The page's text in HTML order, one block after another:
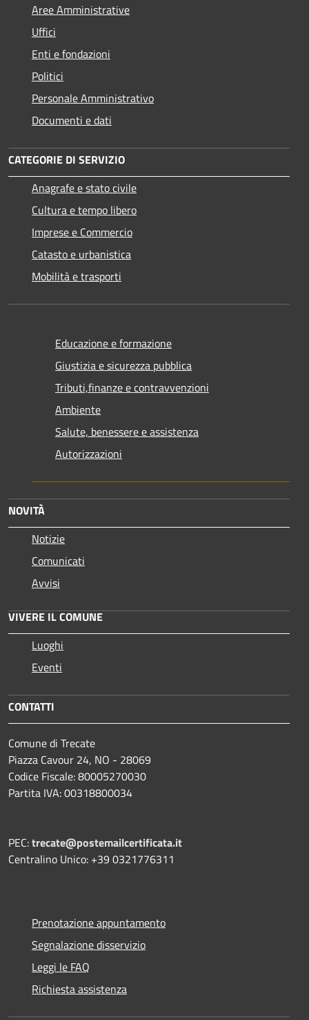
Aree Amministrative
Uffici
Enti e fondazioni
Politici
Personale Amministrativo
Documenti e dati
CATEGORIE DI SERVIZIO
Anagrafe e stato civile
Cultura e tempo libero
Imprese e Commercio
Catasto e urbanistica
Mobilità e trasporti
Educazione e formazione
Giustizia e sicurezza pubblica
Tributi,finanze e contravvenzioni
Ambiente
Salute, benessere e assistenza
Autorizzazioni
NOVITÀ
Notizie
Comunicati
Avvisi
VIVERE IL COMUNE
Luoghi
Eventi
CONTATTI
Comune di Trecate
Piazza Cavour 24, NO - 28069
Codice Fiscale: 80005270030
Partita IVA: 00318800034
PEC:trecate@postemailcertificata.it
Centralino Unico: +39 0321776311
Prenotazione appuntamento
Segnalazione disservizio
Leggi le FAQ
Richiesta assistenza